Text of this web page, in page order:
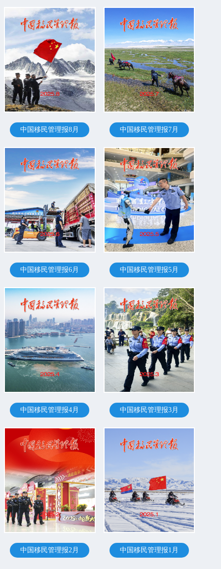
中国移民管理报8月 中国移民管理报7月
中国移民管理报6月 中国移民管理报5月
中国移民管理报4月 中国移民管理报3月
中国移民管理报2月 中国移民管理报1月